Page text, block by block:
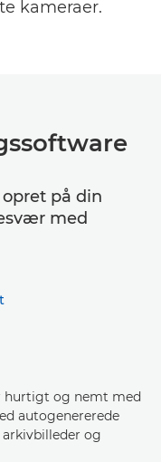
kameraer.
på din
med
hurtigt og nemt med
autogenererede
og